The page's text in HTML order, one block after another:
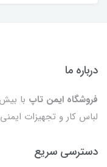
درباره ما
فروشگاه ایمن تاپ
لباس کار و تجهیزات ایمنی
دسترسی سریع